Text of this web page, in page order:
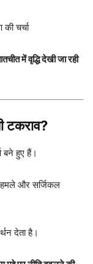
चर्चा
में वृद्धि देखी जा रही
टकराव?
बने हुए हैं।
हमले और सर्जिकल
देता है।